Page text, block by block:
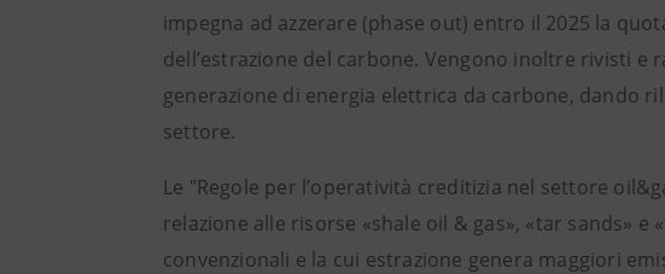
impegna ad azzerare (phase out) entro il 2025 la
dell’estrazione del carbone. Vengono inoltre rivisti
generazione di energia elettrica da carbone, dando
settore.
Le "Regole per l’operatività creditizia nel settore
relazione alle risorse «shale oil & gas», «tar sands»
convenzionali e la cui estrazione genera maggiori